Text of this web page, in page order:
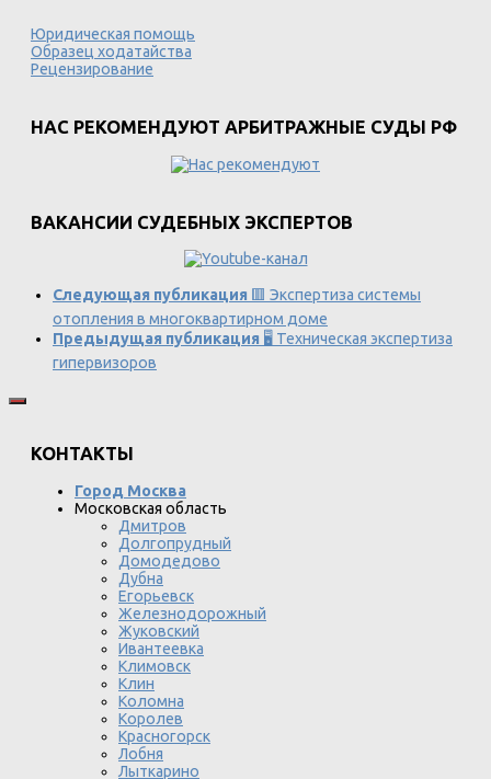
Юридическая помощь
Образец ходатайства
Рецензирование
НАС РЕКОМЕНДУЮТ АРБИТРАЖНЫЕ СУДЫ РФ
ВАКАНСИИ СУДЕБНЫХ ЭКСПЕРТОВ
Следующая публикация 🟥 Экспертиза системы
отопления в многоквартирном доме
Предыдущая публикация 🖥️ Техническая экспертиза
гипервизоров
КОНТАКТЫ
Город Москва
Московская область
Дмитров
Долгопрудный
Домодедово
Дубна
Егорьевск
Железнодорожный
Жуковский
Ивантеевка
Климовск
Клин
Коломна
Королев
Красногорск
Лобня
Лыткарино